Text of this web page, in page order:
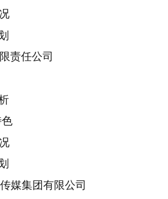
责任公司
媒集团有限公司